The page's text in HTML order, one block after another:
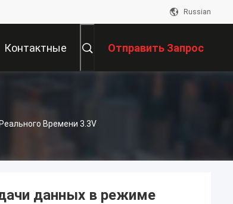
Russian
Контактные Отправить Запрос
Времени 3.3V
данных в режиме